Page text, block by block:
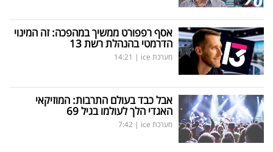
אסף רפפורט ממשיך במהפכה: זה המינוי
הדרמטי בהנהלת רשת 13
מערכת ice |
14:21
אבל כבד בעולם התרבות: המוזיקאי
האגדי הלך לעולמו בגיל 69
מערכת ice |
7:42